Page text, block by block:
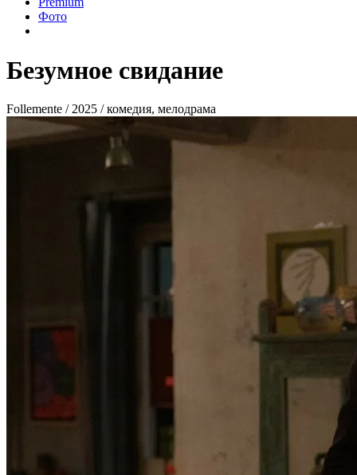
Фото
Безумное свидание
Follemente / 2025 / комедия, мелодрама